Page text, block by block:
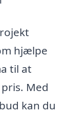
hjælpe
til at
Med
kan du